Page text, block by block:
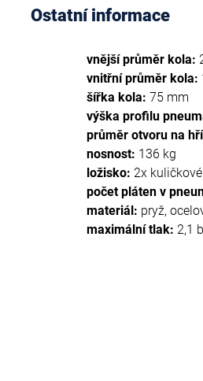
Ostatní informace
vnější průměr kola:
vnitřní průměr kola:
šířka kola: 75 mm
výška profilu
průměr otvoru na
nosnost: 136 kg
ložisko: 2x kuličkové
počet pláten v
materiál: pryž,
maximální tlak: 2,1